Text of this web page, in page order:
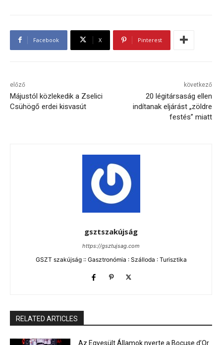
Facebook X Pinterest
előző
Májustól közlekedik a Zselici
Csühögő erdei kisvasút
következő
20 légitársaság ellen
indítanak eljárást „zöldre
festés” miatt
gsztszakújság
https://gsztujsag.com
GSZT szakújság :: Gasztronómia : Szálloda : Turisztika
RELATED ARTICLES
Az Egyesült Államok nyerte a Bocuse d’Or